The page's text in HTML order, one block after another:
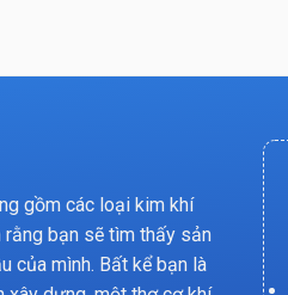
gồm các loại kim khí
bạn sẽ tìm thấy sản
của mình. Bất kể bạn là